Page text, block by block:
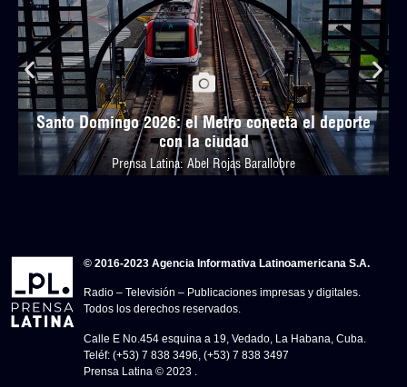
Santo Domingo 2026: el Metro conecta el deporte
con la ciudad
Prensa Latina: Abel Rojas Barallobre
© 2016-2023 Agencia Informativa Latinoamericana S.A.
Radio – Televisión – Publicaciones impresas y digitales.
Todos los derechos reservados.
Calle E No.454 esquina a 19, Vedado, La Habana, Cuba.
Teléf: (+53) 7 838 3496, (+53) 7 838 3497
Prensa Latina © 2023 .